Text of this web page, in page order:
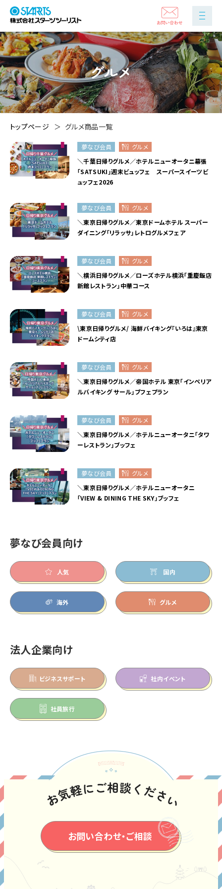
グルメ
トップページ グルメ商品一覧
夢なび会員
グルメ
＼千葉日帰りグルメ／ホテルニューオータニ幕張
「SATSUKI」週末ビュッフェ スーパースイーツビ
ュッフェ2026
夢なび会員
グルメ
＼東京日帰りグルメ／東京ドームホテル スーパー
ダイニング「リラッサ」レトログルメフェア
夢なび会員
グルメ
＼横浜日帰りグルメ／ローズホテル横浜「重慶飯店
新館レストラン」中華コース
夢なび会員
グルメ
\東京日帰りグルメ/ 海鮮バイキング『いろは』東京
ドームシティ店
夢なび会員
グルメ
＼東京日帰りグルメ／帝国ホテル 東京「インペリア
ルバイキング サール」ブフェプラン
夢なび会員
グルメ
＼東京日帰りグルメ／ホテルニューオータニ「タワ
ーレストラン」ブッフェ
夢なび会員
グルメ
＼東京日帰りグルメ／ホテルニューオータニ
「VIEW & DINING THE SKY」ブッフェ
夢なび会員向け
人気 国内
海外 グルメ
法人企業向け
ビジネスサポート 社内イベント
社員旅行
お問い合わせ・ご相談